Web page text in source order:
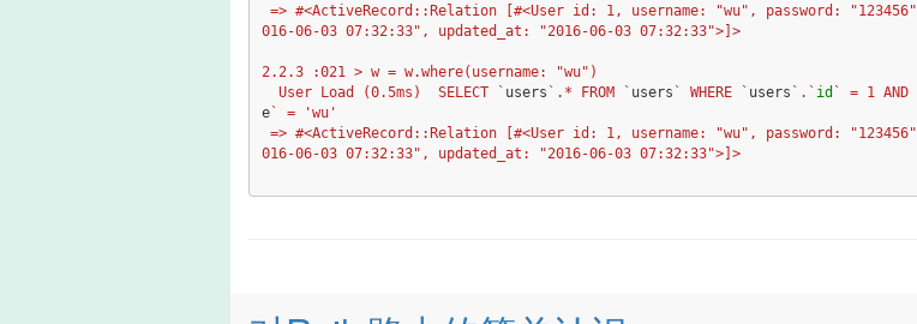
016-06-03 07:32:33", updated_at: "2016-06-03 07:32:33">]>
2.2.3 :021 > w = w.where(username: "wu")
  User Load (0.5ms)  SELECT `
users `.* FROM ` users ` WHERE ` users `.` id ` = 1 AND
e` = 'wu'
016-06-03 07:32:33", updated_at: "2016-06-03 07:32:33">]>